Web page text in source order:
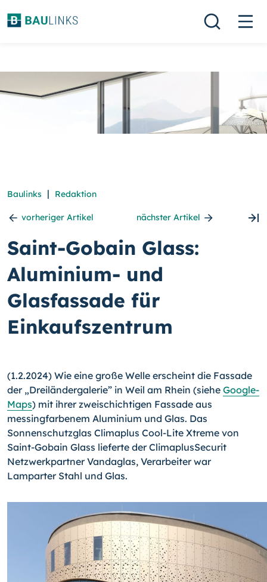
Baulinks | Redaktion
vorheriger Artikel nächster Artikel
Saint-Gobain Glass:
Aluminium- und
Glasfassade für
Einkaufszentrum
(1.2.2024) Wie eine große Welle erscheint die Fassade
der „Dreiländergalerie” in Weil am Rhein (siehe Google-
Maps) mit ihrer zweischichtigen Fassade aus
messingfarbenem Aluminium und Glas. Das
Sonnenschutzglas Climaplus Cool-Lite Xtreme von
Saint-Gobain Glass lieferte der ClimaplusSecurit
Netzwerkpartner Vandaglas, Verarbeiter war
Lamparter Stahl und Glas.